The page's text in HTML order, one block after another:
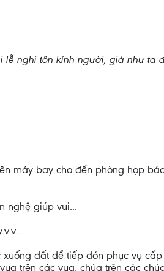
nghi tôn kính người, giả như ta
máy bay cho đến phòng họp
nghệ giúp vui...
đất để tiếp đón phục vụ
trên các vua, chúa trên các